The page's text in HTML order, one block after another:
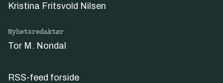
Kristina Fritsvold Nilsen
Nyhetsredaktør
Tor M. Nondal
RSS-feed forside